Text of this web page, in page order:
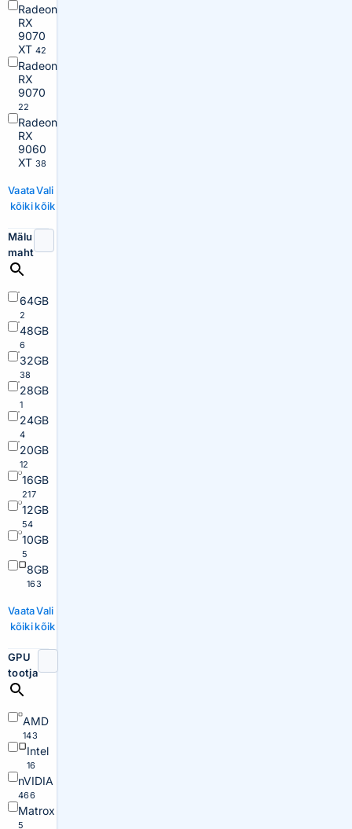
Radeon
RX
9070
XT 42
Radeon
RX
9070
22
Radeon
RX
9060
XT 38
Vaata
kõiki
Vali
kõik
Mälu
maht
64GB
2
48GB
6
32GB
38
28GB
1
24GB
4
20GB
12
16GB
217
12GB
54
10GB
5
8GB
163
Vaata
kõiki
Vali
kõik
GPU
tootja
AMD
143
Intel
16
nVIDIA
466
Matrox
5